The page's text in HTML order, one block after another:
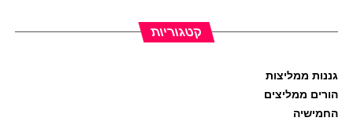
קטגוריות
גננות ממליצות
הורים ממליצים
החמישיה